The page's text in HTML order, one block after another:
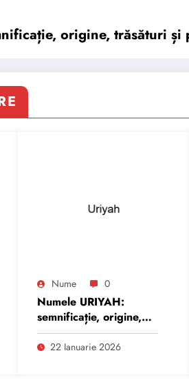
origine, trăsături și
Nume 0
Numele URIYAH:
semnificație, origine,
trăsături și
personalitate
22 Ianuarie 2026